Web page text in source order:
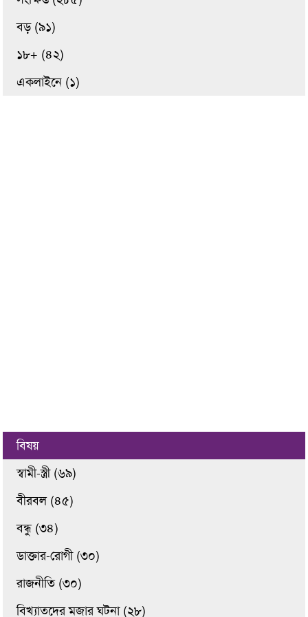
বড় (৯১)
১৮+ (৪২)
একলাইনে (১)
বিষয়
স্বামী-স্ত্রী (৬৯)
বীরবল (৪৫)
বন্ধু (৩৪)
ডাক্তার-রোগী (৩০)
রাজনীতি (৩০)
বিখ্যাতদের মজার ঘটনা (২৮)